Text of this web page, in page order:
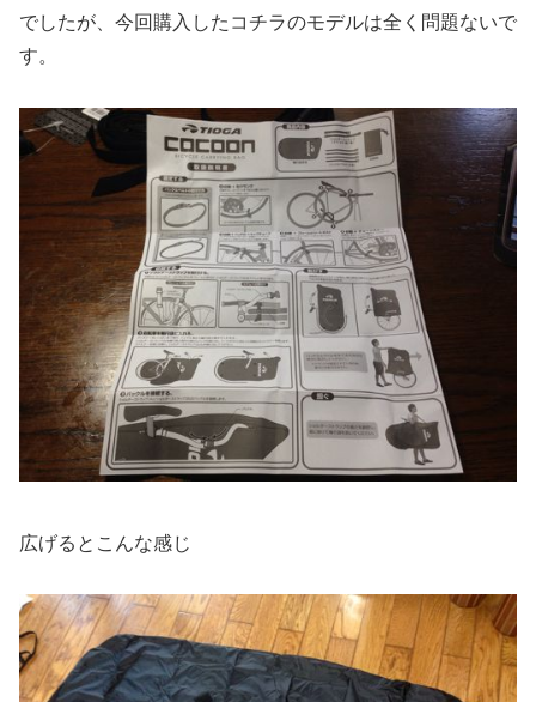
でしたが、今回購入したコチラのモデルは全く問題ないで
す。
広げるとこんな感じ